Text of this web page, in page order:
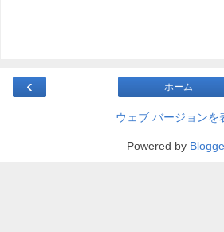
‹ ホーム
ウェブ バージョンを
Powered by